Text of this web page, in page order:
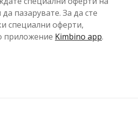
пазарувате. За да сте
специални оферти,
приложение Kimbino app.